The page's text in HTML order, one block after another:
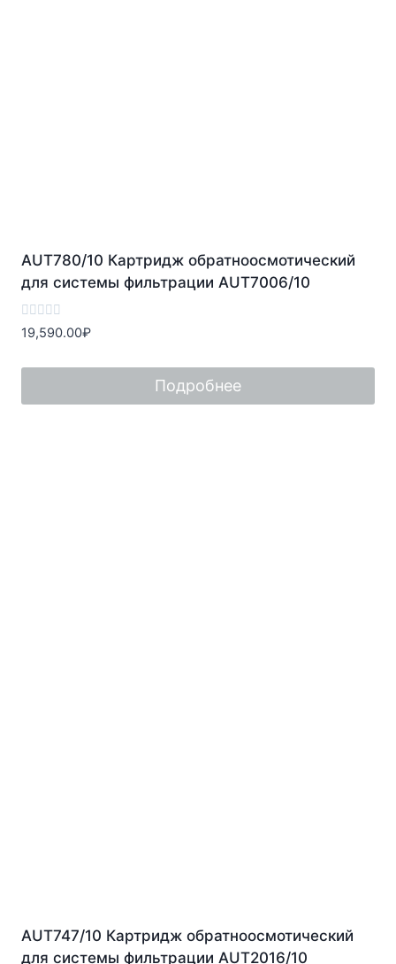
AUT780/10 Картридж обратноосмотический
для системы фильтрации AUT7006/10
Оценка
0
5
19,590.00₽
Подробнее
AUT747/10 Картридж обратноосмотический
для системы фильтрации AUT2016/10